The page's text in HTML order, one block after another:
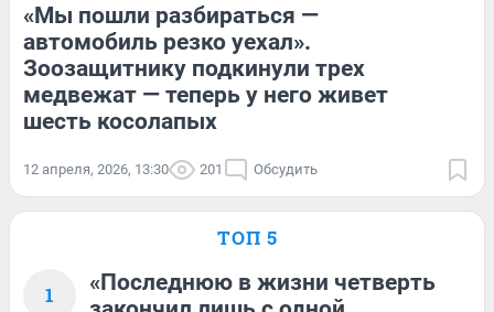
«Мы пошли разбираться —
автомобиль резко уехал».
Зоозащитнику подкинули трех
медвежат — теперь у него живет
шесть косолапых
12 апреля, 2026, 13:30 201 Обсудить
ТОП 5
1
«Последнюю в жизни четверть